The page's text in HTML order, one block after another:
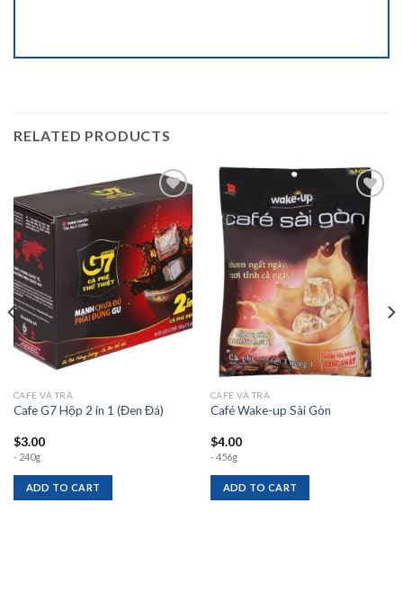
RELATED PRODUCTS
Add to
wishlist
CAFE VÀ TRÀ
Cafe G7 Hộp 2 in 1 (Đen Đá)
$3.00
- 240g
ADD TO CART
Add to
wishlist
CAFE VÀ TRÀ
Café Wake-up Sài Gòn
$4.00
- 456g
ADD TO CART